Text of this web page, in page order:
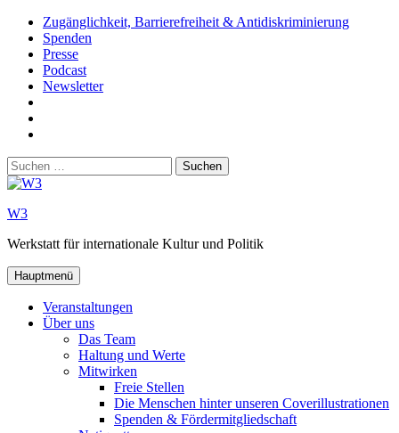
Zum
Inhalt
springen
Zugänglichkeit, Barrierefreiheit & Antidiskriminierung
Spenden
Presse
Podcast
Newsletter
Youtube
Suchen
nach:
W3
Werkstatt für internationale Kultur und Politik
Hauptmenü
Veranstaltungen
Über uns
Das Team
Haltung und Werte
Mitwirken
Freie Stellen
Die Menschen hinter unseren Coverillustrationen
Spenden & Fördermitgliedschaft